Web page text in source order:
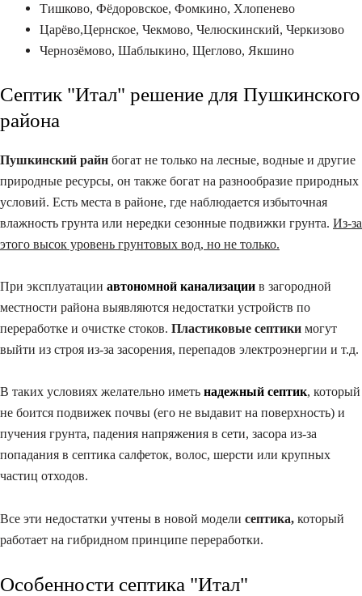
Тишково, Фёдоровское, Фомкино, Хлопенево
Царёво,Цернское, Чекмово, Челюскинский, Черкизово
Чернозёмово, Шаблыкино, Щеглово, Якшино
Септик "Итал" решение для Пушкинского
района​
Пушкинский райн богат не только на лесные, водные и другие
природные ресурсы, он также богат на разнообразие природных
условий. Есть места в районе, где наблюдается избыточная
влажность грунта или нередки сезонные подвижки грунта. Из-за
этого высок уровень грунтовых вод, но не только.
При эксплуатации автономной канализации в загородной
местности района выявляются недостатки устройств по
переработке и очистке стоков. Пластиковые септики могут
выйти из строя из-за засорения, перепадов электроэнергии и т.д.
В таких условиях желательно иметь надежный септик, который
не боится подвижек почвы (его не выдавит на поверхность) и
пучения грунта, падения напряжения в сети, засора из-за
попадания в септика салфеток, волос, шерсти или крупных
частиц отходов.
Все эти недостатки учтены в новой модели септика, который
работает на гибридном принципе переработки.
Особенности септика "Итал"